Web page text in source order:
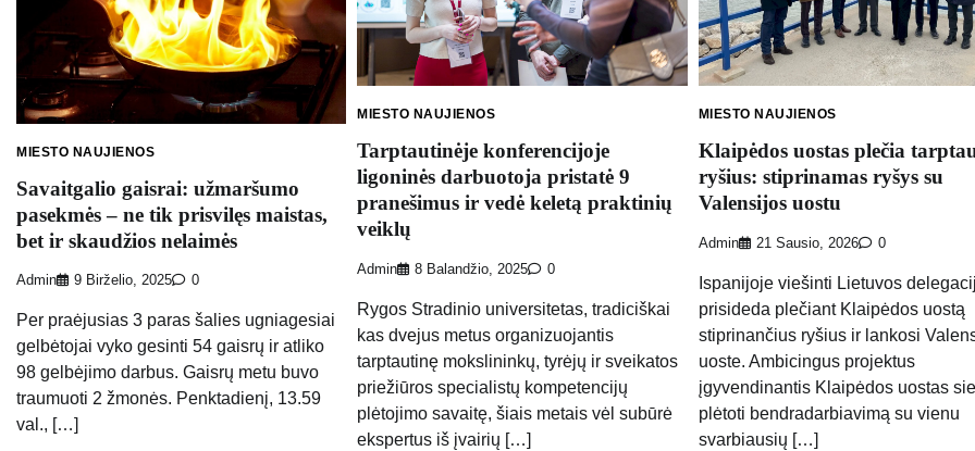
MIESTO NAUJIENOS
Savaitgalio gaisrai: užmaršumo
pasekmės – ne tik prisvilęs maistas,
bet ir skaudžios nelaimės
Admin 9 Birželio, 2025 0
Per praėjusias 3 paras šalies ugniagesiai
gelbėtojai vyko gesinti 54 gaisrų ir atliko
98 gelbėjimo darbus. Gaisrų metu buvo
traumuoti 2 žmonės. Penktadienį, 13.59
val., […]
MIESTO NAUJIENOS
Tarptautinėje konferencijoje
ligoninės darbuotoja pristatė 9
pranešimus ir vedė keletą praktinių
veiklų
Admin 8 Balandžio, 2025 0
Rygos Stradinio universitetas, tradiciškai
kas dvejus metus organizuojantis
tarptautinę mokslininkų, tyrėjų ir sveikatos
priežiūros specialistų kompetencijų
plėtojimo savaitę, šiais metais vėl subūrė
ekspertus iš įvairių […]
MIESTO NAUJIENOS
Klaipėdos uostas plečia
ryšius: stiprinamas ryšys su
Valensijos uostu
Admin 21 Sausio, 2026 0
Ispanijoje viešinti Lietuvos
prisideda plečiant Klaipėdos uostą
stiprinančius ryšius ir lankosi
uoste. Ambicingus projektus
įgyvendinantis Klaipėdos uostas
plėtoti bendradarbiavimą su vienu
svarbiausių […]